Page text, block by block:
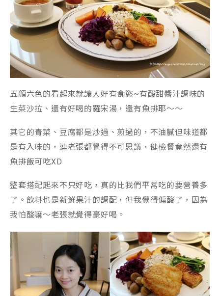
五顏六色的看起來就讓人好有食慾~有酸甜醬汁調味的
生菜沙拉、還有好喝的羅宋湯，還有魚排耶～～
其它的青菜、豆腐都是炒過、煎過的，不油膩但味道都
是有入味的，連老張都覺得不可思議，健檢餐竟然還有
魚排飯可吃XD
整套搭配起來不只好吃，真的比我們平常吃的要營養多
了。飲料也是新鮮果汁的調配，但我覺得偏酸了，因為
我怕酸嘛～老張就覺得豪好喝。